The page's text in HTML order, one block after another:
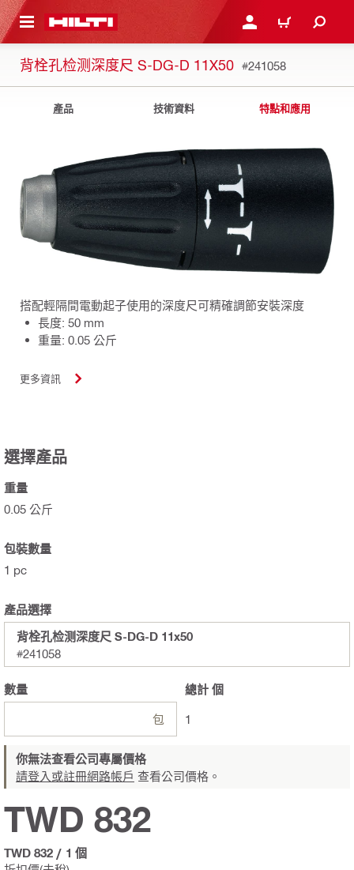
主要內容 登入或註冊購物車
背栓孔检测深度尺 S-DG-D 11X50 #241058
產品 技術資料 特點和應用
搭配輕隔間電動起子使用的深度尺可精確調節安裝深度
長度: 50 mm
重量: 0.05 公斤
更多資訊
選擇產品
重量
0.05 公斤
包裝數量
1 pc
產品選擇
背栓孔检测深度尺 S-DG-D 11x50
#241058
數量
包
總計 個
1
你無法查看公司專屬價格
請登入或註冊網路帳戶 查看公司價格。
TWD 832
TWD 832 / 1 個